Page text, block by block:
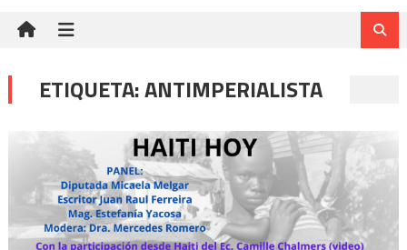
ETIQUETA:ANTIMPERIALISTA